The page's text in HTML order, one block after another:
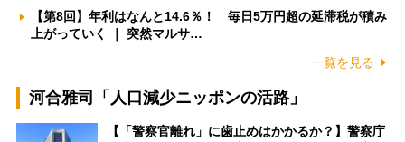
【第8回】年利はなんと14.6％！ 毎日5万円超の延滞税が積み
上がっていく ｜ 突然マルサ…
一覧を見る
河合雅司「人口減少ニッポンの活路」
【「警察官離れ」に歯止めはかかるか？】警察庁